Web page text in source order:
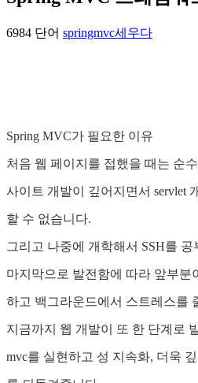
6984 단어 springmvc세우다
Spring MVC가 필요한 이유
처음 웹 페이지를 접했을 때는 순
사이트 개발이 깊어지면서 servlet
할 수 없습니다.
그리고 나중에 개학해서 SSH를
마지막으로 발전함에 따라 앞부분
하고 백그라운드에서 스트레스를
지금까지 웹 개발이 또 한 단계로
mvc를 실현하고 성 지속화, 더욱